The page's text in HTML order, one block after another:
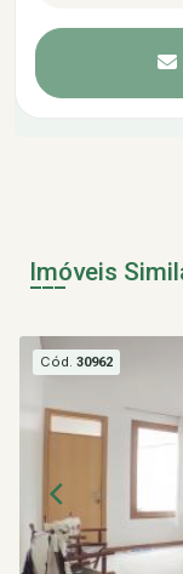
Imóveis
Cód.30962